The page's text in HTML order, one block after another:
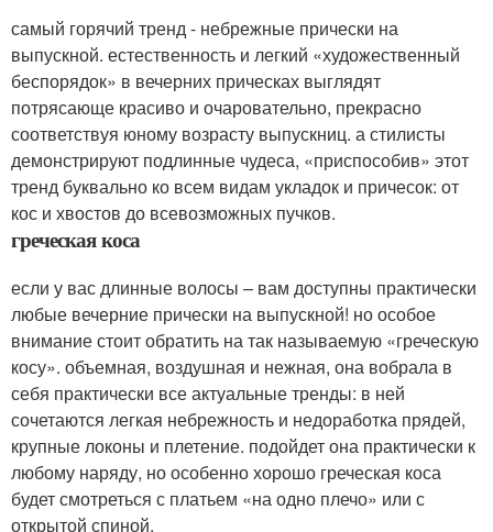
самый горячий тренд - небрежные прически на
выпускной. естественность и легкий «художественный
беспорядок» в вечерних прическах выглядят
потрясающе красиво и очаровательно, прекрасно
соответствуя юному возрасту выпускниц. а стилисты
демонстрируют подлинные чудеса, «приспособив» этот
тренд буквально ко всем видам укладок и причесок: от
кос и хвостов до всевозможных пучков.
греческая коса
если у вас длинные волосы – вам доступны практически
любые вечерние прически на выпускной! но особое
внимание стоит обратить на так называемую «греческую
косу». объемная, воздушная и нежная, она вобрала в
себя практически все актуальные тренды: в ней
сочетаются легкая небрежность и недоработка прядей,
крупные локоны и плетение. подойдет она практически к
любому наряду, но особенно хорошо греческая коса
будет смотреться с платьем «на одно плечо» или с
открытой спиной.